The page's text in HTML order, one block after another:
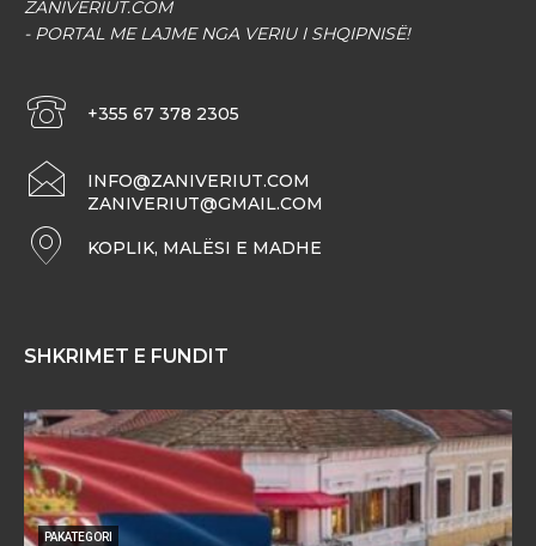
ZANIVERIUT.COM
- PORTAL ME LAJME NGA VERIU I SHQIPNISË!
+355 67 378 2305
INFO@ZANIVERIUT.COM
ZANIVERIUT@GMAIL.COM
KOPLIK, MALËSI E MADHE
SHKRIMET E FUNDIT
PAKATEGORI